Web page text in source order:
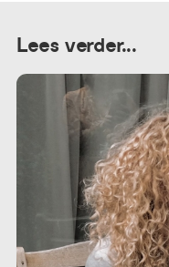
Lees verder...